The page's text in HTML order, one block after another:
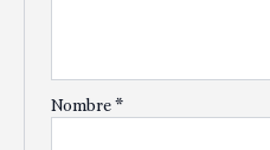
Nombre*